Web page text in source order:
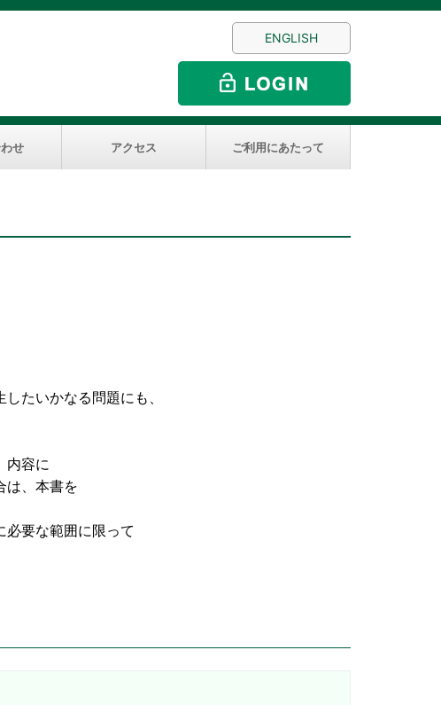
ENGLISH
せ アクセス ご利用にあたって
かなる問題にも、
内容に
本書を
必要な範囲に限って